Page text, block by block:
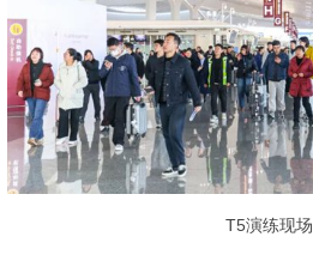
T5演练现场